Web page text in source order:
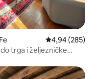
prosječna
4,94 (285)
trga i željezničke